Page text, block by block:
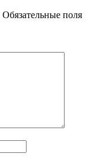
Обязательные поля